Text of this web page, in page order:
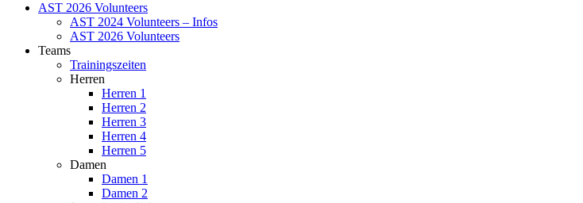
AST 2026 Volunteers
AST 2024 Volunteers – Infos
AST 2026 Volunteers
Teams
Trainingszeiten
Herren
Herren 1
Herren 2
Herren 3
Herren 4
Herren 5
Damen
Damen 1
Damen 2